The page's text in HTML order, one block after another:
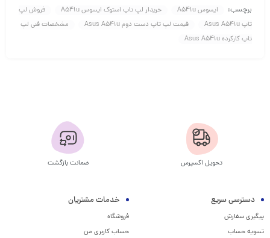
برچسب: ایسوس A541u خریدار لپ تاپ استوک ایسوس A541u
فروش لپ
تاپ Asus A541u
قیمت لپ تاپ دست دوم Asus A541u
مشخصات فنی لپ
تاپ کارکرده Asus A541u
تحویل اکسپرس ضمانت بازگشت
دسترسی سریع
پیگیری سفارش
تسویه حساب
خدمات مشتریان
فروشگاه
حساب کاربری من